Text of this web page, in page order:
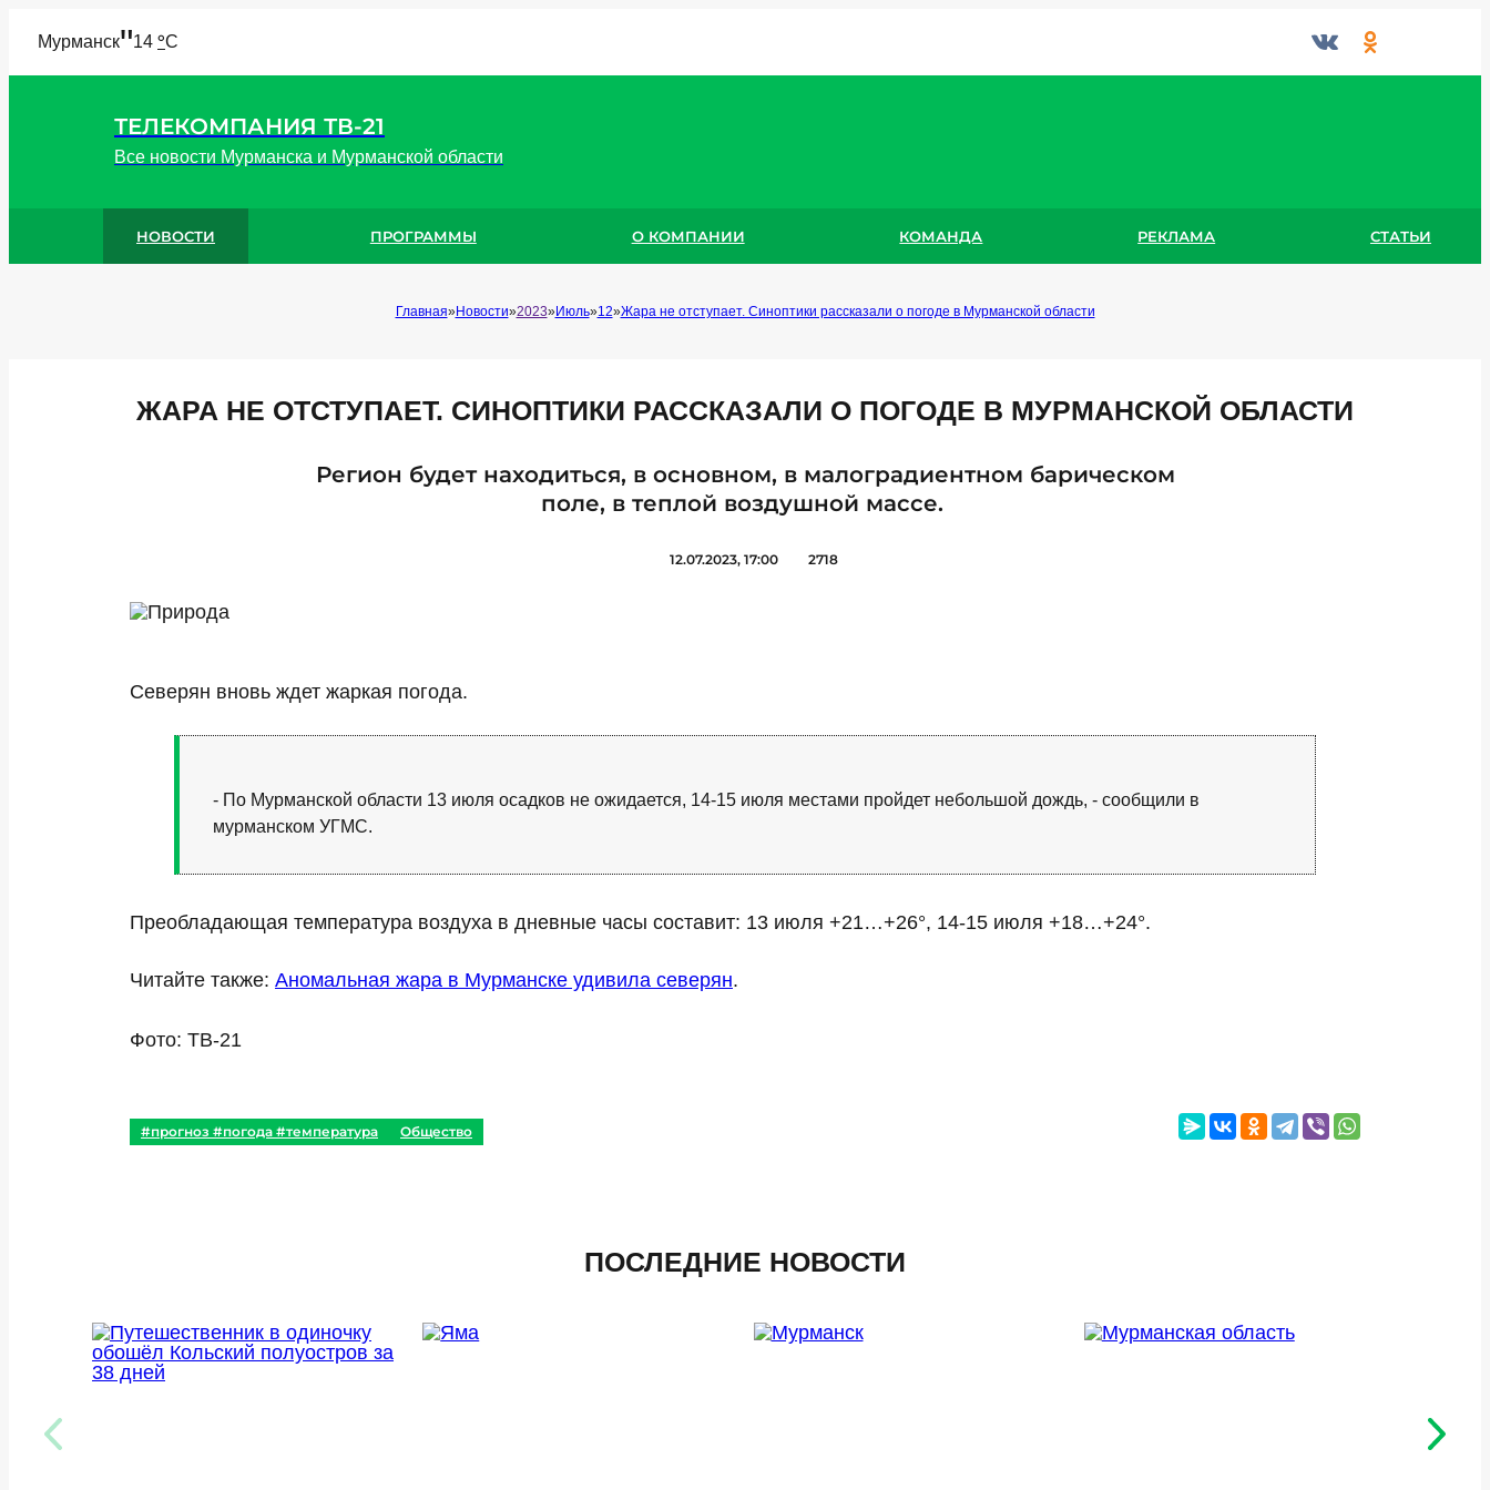
Мурманск"14 °C
ТЕЛЕКОМПАНИЯ ТВ-21
Все новости Мурманска и Мурманской области
НОВОСТИ ПРОГРАММЫ О КОМПАНИИ КОМАНДА РЕКЛАМА СТАТЬИ
Главная Новости 2023 Июль 12 Жара не отступает. Синоптики рассказали о погоде в Мурманской области
ЖАРА НЕ ОТСТУПАЕТ. СИНОПТИКИ РАССКАЗАЛИ О ПОГОДЕ В МУРМАНСКОЙ ОБЛАСТИ
Регион будет находиться, в основном, в малоградиентном барическом
поле, в теплой воздушной массе.
12.07.2023, 17:00 2718
Северян вновь ждет жаркая погода.
- По Мурманской области 13 июля осадков не ожидается, 14-15 июля местами пройдет небольшой дождь, - сообщили в
мурманском УГМС.
Преобладающая температура воздуха в дневные часы составит: 13 июля +21…+26°, 14-15 июля +18…+24°.
Читайте также: Аномальная жара в Мурманске удивила северян.
Фото: ТВ-21
#прогноз #погода #температура Общество
ПОСЛЕДНИЕ НОВОСТИ